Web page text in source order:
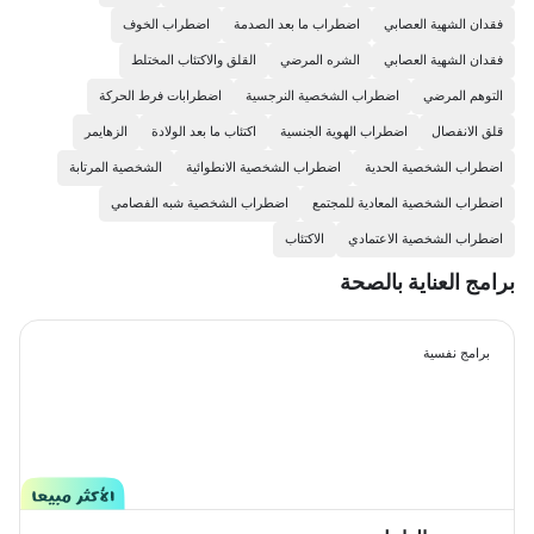
فقدان الشهية العصابي اضطراب ما بعد الصدمة اضطراب الخوف
فقدان الشهية العصابي الشره المرضي القلق والاكتئاب المختلط
التوهم المرضي اضطراب الشخصية النرجسية اضطرابات فرط الحركة
قلق الانفصال اضطراب الهوية الجنسية اكتئاب ما بعد الولادة الزهايمر
اضطراب الشخصية الحدية اضطراب الشخصية الانطوائية الشخصية المرتابة
اضطراب الشخصية المعادية للمجتمع اضطراب الشخصية شبه الفصامي
اضطراب الشخصية الاعتمادي الاكتئاب
برامج العناية بالصحة
برامج نفسية